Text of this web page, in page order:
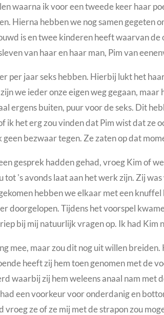
waarna ik voor een tweede keer haar
Hierna hebben we nog samen gegeten
is en twee kinderen heeft waarvan
van haar en haar man, Pim van
per jaar seks hebben. Hierbij lukt het
we ieder onze eigen weg gegaan,
ergens buiten, puur voor de seks. Dit
ik het erg zou vinden dat Pim wist dat ze
bezwaar tegen. Ze zaten op dat
gesprek hadden gehad, vroeg Kim of
tot 's avonds laat aan het werk zijn. Zij
hebben we elkaar met een
doorgelopen. Tijdens het voorspel
bij mij natuurlijk vragen op. Ik had Kim
mee, maar zou dit nog uit willen
heeft zij hem toen genomen met de
waarbij zij hem weleens anaal nam met
een voorkeur voor onderdanig en
ze of ze mij met de strapon zou